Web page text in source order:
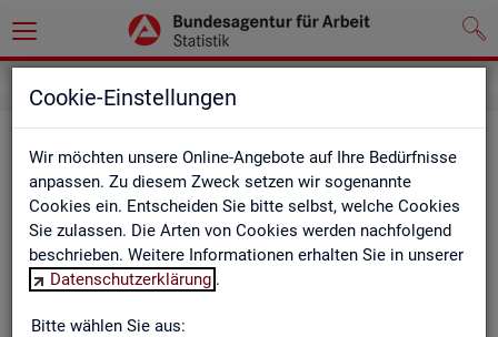
Cookie-Einstellungen
Wir möchten unsere Online-Angebote auf Ihre Bedürfnisse
anpassen. Zu diesem Zweck setzen wir sogenannte
Cookies ein. Entscheiden Sie bitte selbst, welche Cookies
Sie zulassen. Die Arten von Cookies werden nachfolgend
beschrieben. Weitere Informationen erhalten Sie in unserer
Datenschutzerklärung .
Bitte wählen Sie aus:
Be­ru­fe auf einen Blick
Die Dia­gram­me und Ta­bel­len wer­den jähr­lich ak­tua­li­siert und
ent­hal­ten In­for­ma­tio­nen zu den The­men Be­schäf­ti­gung, Ent­
gelt, Ar­beits­lo­sig­keit, ge­mel­de­te Ar­beits­stel­len und Fach­kräf­
te­be­darf aller Be­ru­fe sowie der MINT- und In­ge­nieur­be­ru­fe dif­
fe­ren­ziert nach dem An­for­de­rungs­ni­veau (z.B. Fach­kräf­te) für
Deutsch­land, Län­der und Agen­tur­be­zir­ke